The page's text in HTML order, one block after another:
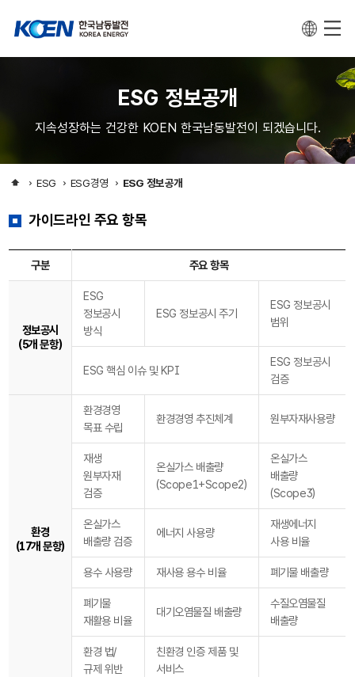
ESG 정보공개
지속성장하는 건강한 KOEN 한국남동발전이 되겠습니다.
ESG ESG경영 ESG 정보공개
가이드라인 주요 항목
구분 주요 항목
정보공시
(5개 문항)
ESG
정보공시
방식
ESG 정보공시 주기
ESG 정보공시
범위
ESG 핵심 이슈 및 KPI
ESG 정보공시
검증
환경
(17개 문항)
환경경영
목표 수립
환경경영 추진체계 원부자재사용량
재생
원부자재
검증
온실가스 배출량
(Scope1+Scope2)
온실가스
배출량
(Scope3)
온실가스
배출량 검증
에너지 사용량
재생에너지
사용 비율
용수 사용량 재사용 용수 비율 폐기물 배출량
폐기물
재활용 비율
대기오염물질 배출량
수질오염물질
배출량
환경 법/
규제 위반
친환경 인증 제품 및
서비스